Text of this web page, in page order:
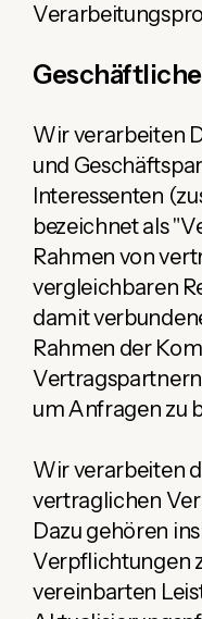
Wir verarbeiten
und
Interessenten
bezeichnet als
Rahmen von
vergleichbaren
damit
Rahmen der
um Anfragen zu
Wir verarbeiten
vertraglichen
Dazu gehören
Verpflichtungen
vereinbarten